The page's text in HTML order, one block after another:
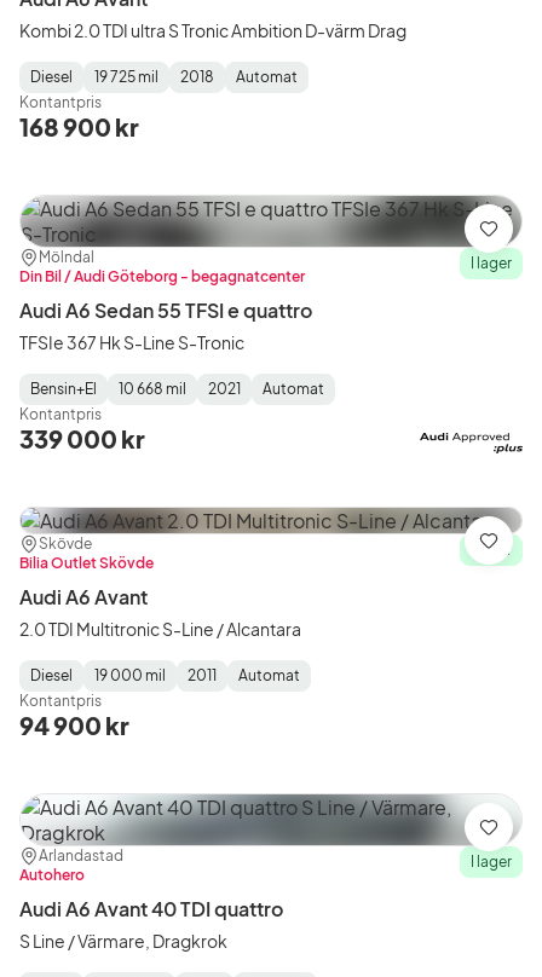
Kombi 2.0 TDI ultra S Tronic Ambition D-värm Drag
Fuel
Type:
Diesel
Mätarställning:
19 725 mil
Model
Year:
2018
Gearbox
Type:
Automat
Kontantpris
168 900 kr
Plats:
Mölndal
Återförsäljare:
Din Bil / Audi Göteborg - begagnatcenter
I lager
Audi A6 Sedan 55 TFSI e quattro
TFSIe 367 Hk S-Line S-Tronic
Fuel
Type:
Bensin+El
Mätarställning:
10 668 mil
Model
Year:
2021
Gearbox
Type:
Automat
Kontantpris
339 000 kr
Spara
Plats:
Skövde
Återförsäljare:
Bilia Outlet Skövde
I lager
Audi A6 Avant
2.0 TDI Multitronic S-Line / Alcantara
Fuel
Type:
Diesel
Mätarställning:
19 000 mil
Model
Year:
2011
Gearbox
Type:
Automat
Kontantpris
94 900 kr
Spara
Plats:
Arlandastad
Återförsäljare:
Autohero
I lager
Audi A6 Avant 40 TDI quattro
S Line / Värmare, Dragkrok
Spara